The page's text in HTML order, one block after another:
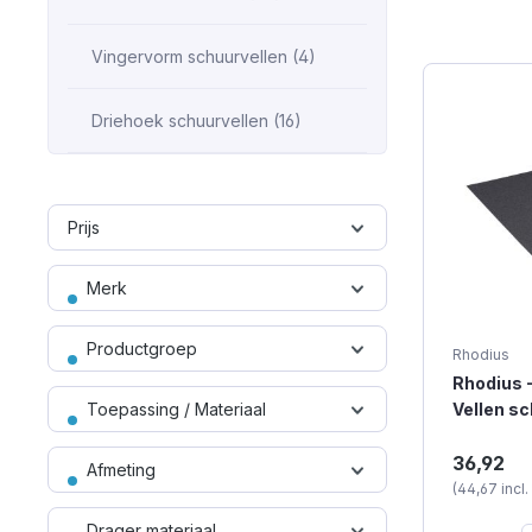
Vingervorm schuurvellen (4)
Driehoek schuurvellen (16)
Prijs
Merk
Productgroep
Toepassing / Materiaal
Afmeting
Rhodius
Rhodius
Vellen
stuks)
Een
Rhodius.
36,92
(44,67 incl.